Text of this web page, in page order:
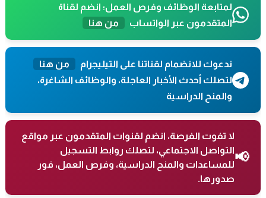
لمتابعة الوظائف وفرص العمل؛ انضم لقناة
المتقدمون عبر الواتساب
من هنا
ندعوك للانضمام لقناتنا على التيليجرام
من هنا
لتصلك أحدث الأخبار العاجلة، والوظائف الشاغرة،
والمنح الدراسية
📢
لا تفوت الفرصة، انضم لقنوات المتقدمون عبر مواقع
التواصل الاجتماعي، لتصلك روابط التسجيل
للمساعدات والمنح الدراسية، وفرص العمل، فور
صدورها.